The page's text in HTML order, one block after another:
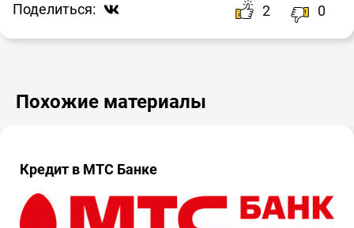
Поделиться: 2 0
Похожие материалы
Кредит в МТС Банке